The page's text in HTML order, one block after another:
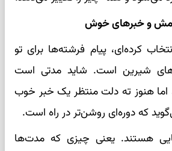
و خبرهای خوش
کرده‌ای، پیام فرشته‌ها برای تو
شیرین است. شاید مدتی است
اما هنوز ته دلت منتظر یک خبر خوب
که دوره‌ای روشن‌تر در راه است.
هستند. یعنی چیزی که مدت‌ها